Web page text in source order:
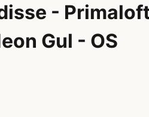
-
Gul - OS